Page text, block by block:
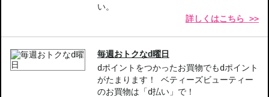
◇この商品はラッピングができません。
ワイルドパンジーエキス配合-快適なつけ心地と保湿感をプラス。
シェーディングコントゥアー対応-健康的で小顔に見せる効果的な
い。
詳しくはこちら >>
毎週おトクなd曜日
dポイントをつかったお買物でもdポイント
がたまります！ ベティーズビューティー
のお買物は「d払い」で！